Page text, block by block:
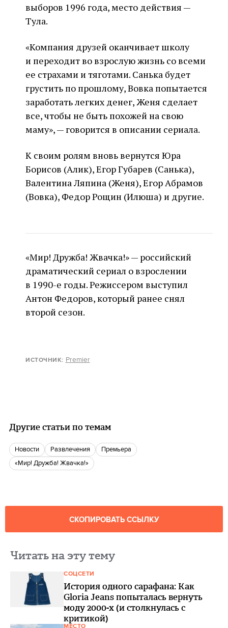
выборов 1996 года, место действия —
Тула.
«Компания друзей оканчивает школу
и переходит во взрослую жизнь со всеми
ее страхами и тяготами. Санька будет
грустить по прошлому, Вовка попытается
заработать легких денег, Женя сделает
все, чтобы не быть похожей на свою
маму», — говорится в описании сериала.
К своим ролям вновь вернутся Юра
Борисов (Алик), Егор Губарев (Санька),
Валентина Ляпина (Женя), Егор Абрамов
(Вовка), Федор Рощин (Илюша) и другие.
«Мир! Дружба! Жвачка!» — российский
драматический сериал о взрослении
в 1990-е годы. Режиссером выступил
Антон Федоров, который ранее снял
второй сезон.
ИСТОЧНИК: Premier
Другие статьи по темам
новости Развлечения
Премьера
«Мир! Дружба! Жвачка!»
СКОПИРОВАТЬ ССЫЛКУ
Читать на эту тему
СОЦСЕТИ
История одного сарафана: Как
Gloria Jeans попыталась вернуть
моду 2000-х (и столкнулась с
критикой)
МЕСТО